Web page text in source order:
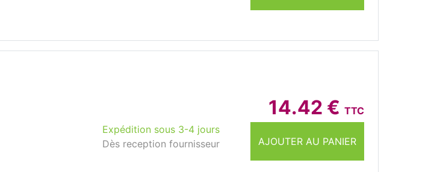
14.42 € TTC
AJOUTER AU PANIER
Expédition sous 3-4 jours
Dès reception fournisseur